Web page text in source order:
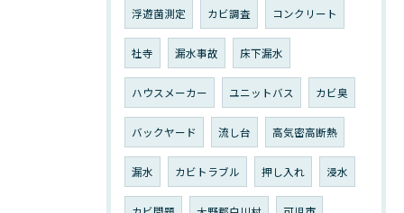
浮遊菌測定 カビ調査 コンクリート
社寺 漏水事故 床下漏水
ハウスメーカー ユニットバス カビ臭
バックヤード 流し台 高気密高断熱
漏水 カビトラブル 押し入れ 浸水